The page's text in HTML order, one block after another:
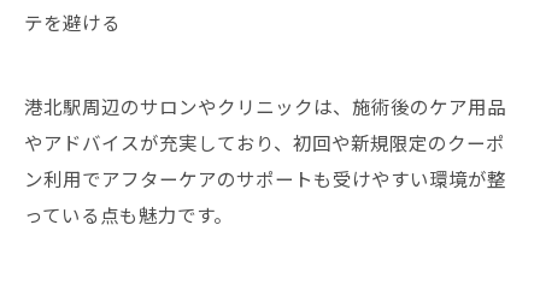
テを避ける
港北駅周辺のサロンやクリニックは、施術後のケア用品
やアドバイスが充実しており、初回や新規限定のクーポ
ン利用でアフターケアのサポートも受けやすい環境が整
っている点も魅力です。